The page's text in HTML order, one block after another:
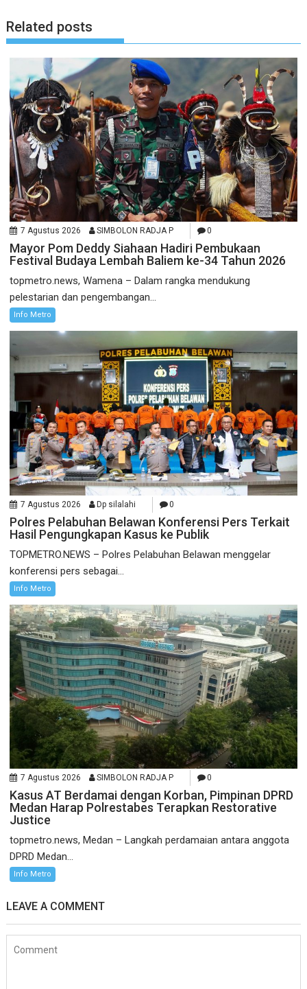
Related posts
7 Agustus 2026 SIMBOLON RADJA P 0
Mayor Pom Deddy Siahaan Hadiri Pembukaan
Festival Budaya Lembah Baliem ke-34 Tahun 2026
topmetro.news, Wamena – Dalam rangka mendukung
pelestarian dan pengembangan...
Info Metro
7 Agustus 2026 Dp silalahi 0
Polres Pelabuhan Belawan Konferensi Pers Terkait
Hasil Pengungkapan Kasus ke Publik
TOPMETRO.NEWS – Polres Pelabuhan Belawan menggelar
konferensi pers sebagai...
Info Metro
7 Agustus 2026 SIMBOLON RADJA P 0
Kasus AT Berdamai dengan Korban, Pimpinan DPRD
Medan Harap Polrestabes Terapkan Restorative
Justice
topmetro.news, Medan – Langkah perdamaian antara anggota
DPRD Medan...
Info Metro
LEAVE A COMMENT